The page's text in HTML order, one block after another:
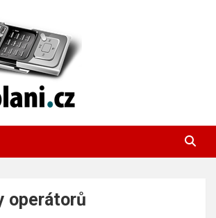
mobilní tarify
operátorů